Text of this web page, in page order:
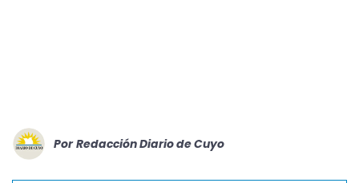
Por Redacción Diario de Cuyo